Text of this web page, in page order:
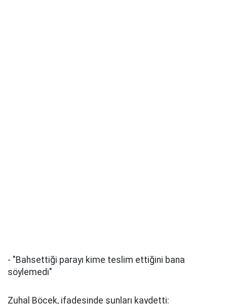
- "Bahsettiği parayı kime teslim ettiğini bana
söylemedi"
Zuhal Böcek, ifadesinde şunları kaydetti: